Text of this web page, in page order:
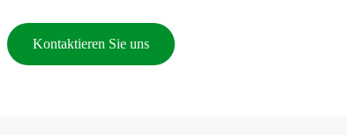
Kontaktieren Sie uns